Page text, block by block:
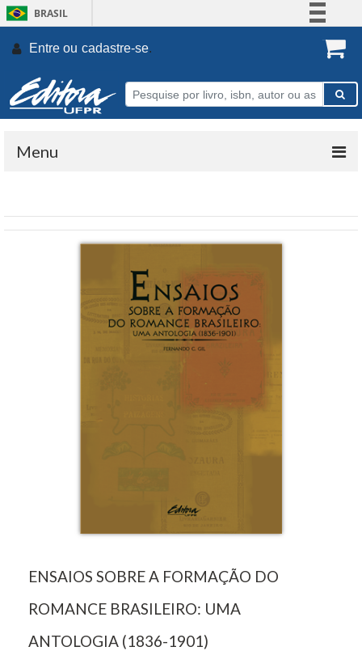
BRASIL
Participe
Entre ou cadastre-se.
Menu
ENSAIOS SOBRE A FORMAÇÃO DO
ROMANCE BRASILEIRO: UMA
ANTOLOGIA (1836-1901)